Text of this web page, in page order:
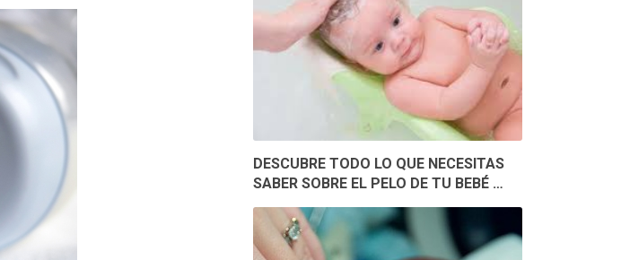
DESCUBRE TODO LO QUE NECESITAS
SABER SOBRE EL PELO DE TU BEBÉ …